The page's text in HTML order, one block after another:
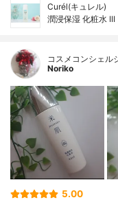
Curél(キュレル)
潤浸保湿 化粧水 III
コスメコンシェル
Noriko
5.00